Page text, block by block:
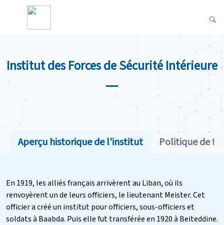
Institut des Forces de Sécurité Intérieure
Aperçu historique de l'institut Politique de
En 1919, les alliés français arrivèrent au Liban, où ils
renvoyèrent un de leurs officiers, le lieutenant Meister. Cet
officier a créé un institut pour officiers, sous-officiers et
soldats à Baabda. Puis elle fut transférée en 1920 à Beiteddine.